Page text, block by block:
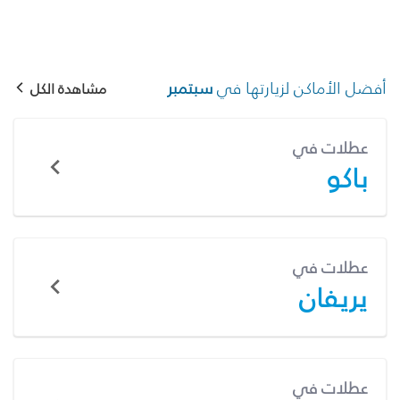
أفضل الأماكن لزيارتها فيسبتمبر مشاهدة الكل
عطلات في
باكو
عطلات في
يريفان
عطلات في